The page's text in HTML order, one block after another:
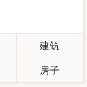
建筑
房子